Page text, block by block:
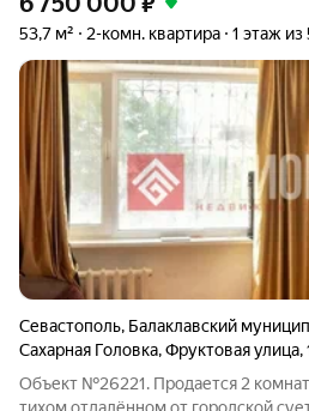
53,7 м² 2-комн. квартира 1 этаж из
Севастополь, Балаклавский
Сахарная Головка,Фруктовая улица,
Объект №26221. Продается 2